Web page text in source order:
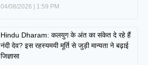
04/08/2026 1:59 PM
Hindu Dharam: कलयुग के अंत का संकेत दे रहे हैं
नंदी देव? इस रहस्यमयी मूर्ति से जुड़ी मान्यता ने बढ़ाई
जिज्ञासा